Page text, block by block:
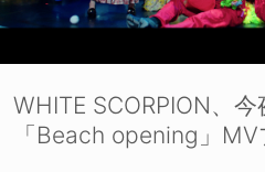
WHITE SCORPION、
「Beach opening」